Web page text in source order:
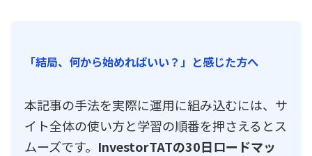
「結局、何から始めればいい？」と感じた方へ
本記事の手法を実際に運用に組み込むには、サ
イト全体の使い方と学習の順番を押さえるとス
ムーズです。 InvestorTATの30日ロードマッ